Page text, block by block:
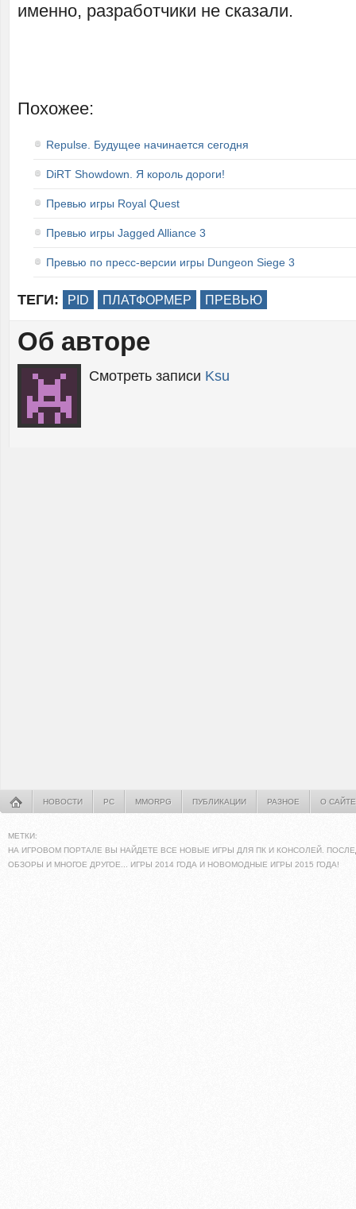
именно, разработчики не сказали.
Похожее:
Repulse. Будущее начинается сегодня
DiRT Showdown. Я король дороги!
Превью игры Royal Quest
Превью игры Jagged Alliance 3
Превью по пресс-версии игры Dungeon Siege 3
ТЕГИ: PID ПЛАТФОРМЕР ПРЕВЬЮ
Об авторе
Смотреть записи Ksu
НОВОСТИ PC MMORPG ПУБЛИКАЦИИ РАЗНОЕ О САЙТЕ
МЕТКИ:
НА ИГРОВОМ ПОРТАЛЕ ВЫ НАЙДЕТЕ ВСЕ НОВЫЕ ИГРЫ ДЛЯ ПК И КОНСОЛЕЙ.
ОБЗОРЫ И МНОГОЕ ДРУГОЕ... ИГРЫ 2014 ГОДА И НОВОМОДНЫЕ ИГРЫ 2015 ГОДА!